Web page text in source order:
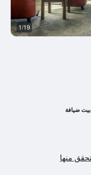
بيت ضيافة
1/19